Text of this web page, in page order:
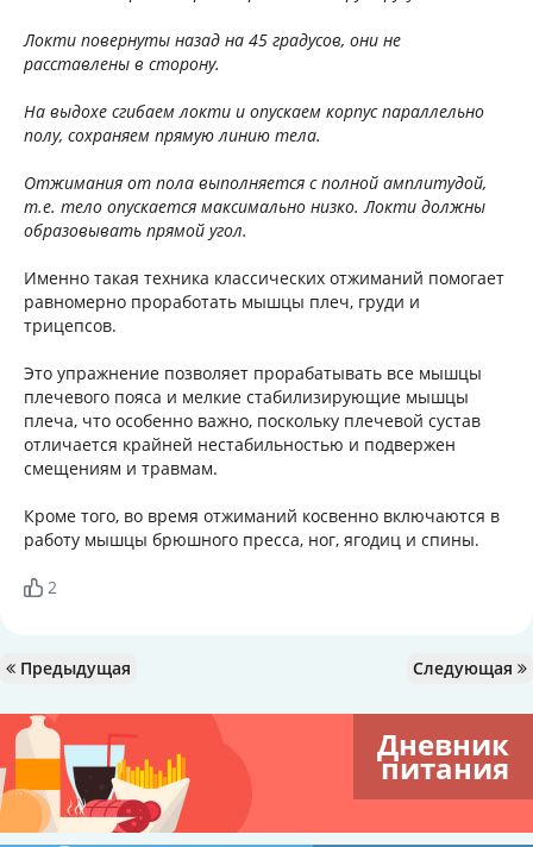
Локти повернуты назад на 45 градусов, они не
расставлены в сторону.
На выдохе сгибаем локти и опускаем корпус параллельно
полу, сохраняем прямую линию тела.
Отжимания от пола выполняется с полной амплитудой,
т.е. тело опускается максимально низко. Локти должны
образовывать прямой угол.
Именно такая техника классических отжиманий помогает
равномерно проработать мышцы плеч, груди и
трицепсов.
Это упражнение позволяет прорабатывать все мышцы
плечевого пояса и мелкие стабилизирующие мышцы
плеча, что особенно важно, поскольку плечевой сустав
отличается крайней нестабильностью и подвержен
смещениям и травмам.
Кроме того, во время отжиманий косвенно включаются в
работу мышцы брюшного пресса, ног, ягодиц и спины.
2
Предыдущая Следующая
Дневник
питания